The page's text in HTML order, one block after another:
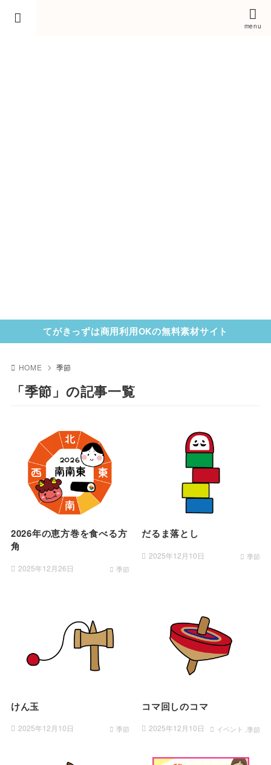
てがきっずは商用利用OKの無料素材サイト
HOME 季節
「季節」の記事一覧
2026年の恵方巻を食べる方
角
2025年12月26日 季節
だるま落とし
2025年12月10日 季節
けん玉
2025年12月10日 季節
コマ回しのコマ
2025年12月10日 イベント 季節